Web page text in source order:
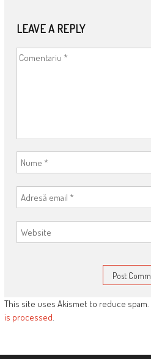
LEAVE A REPLY
This site uses Akismet to reduce spam.
is processed.